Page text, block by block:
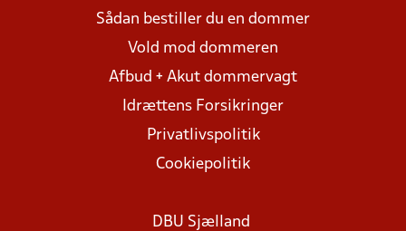
Sådan bestiller du en dommer
Vold mod dommeren
Afbud + Akut dommervagt
Idrættens Forsikringer
Privatlivspolitik
Cookiepolitik
DBU Sjælland